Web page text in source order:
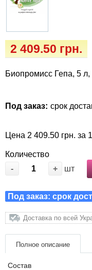
2 409.50 грн.
Биопромисс Гепа, 5
Под заказ: срок
Цена 2 409.50 грн. за
Количество
-
+ шт
Под заказ: срок
Доставка по всей
Полное описание
Состав
Vet Diet Canine Wet
Лежаки, будиночки,
Післяопераційні
Товари для голубів